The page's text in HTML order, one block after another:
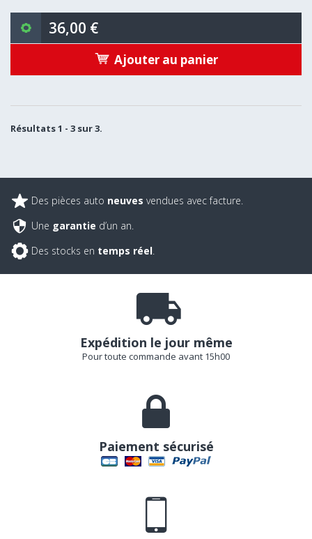
36,00 €
Ajouter au panier
Résultats 1 - 3 sur 3.
Des pièces auto neuves vendues avec facture.
Une garantie d’un an.
Des stocks en temps réel.
Expédition le jour même
Pour toute commande avant 15h00
Paiement sécurisé